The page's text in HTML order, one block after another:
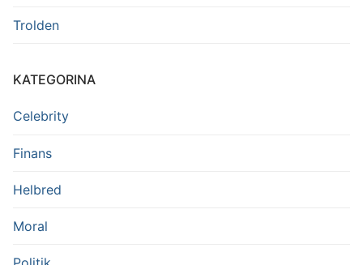
Trolden
KATEGORINA
Celebrity
Finans
Helbred
Moral